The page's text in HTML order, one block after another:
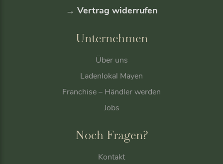
→ Vertrag widerrufen
Unternehmen
Über uns
Ladenlokal Mayen
Franchise – Händler werden
Jobs
Noch Fragen?
Kontakt